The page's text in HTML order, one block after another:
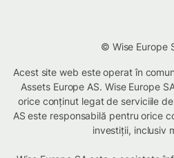
© Wise Europe
Acest site web este operat în
Assets Europe AS. Wise Europe
orice conținut legat de serviciile
AS este responsabilă pentru orice
investiții, inclusiv